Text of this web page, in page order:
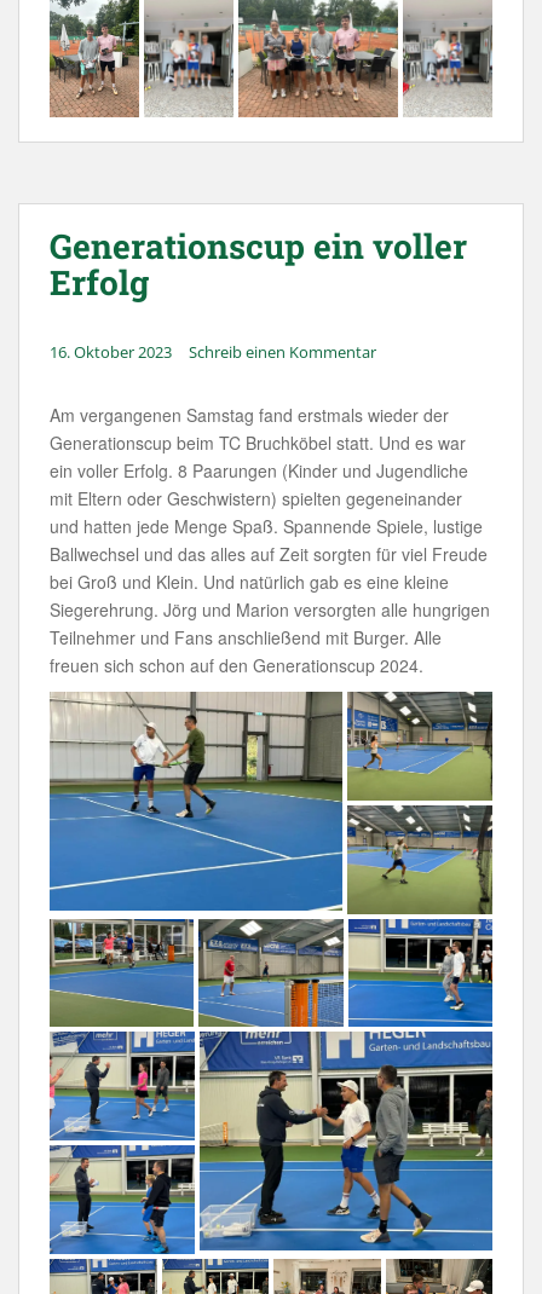
Generationscup ein voller
Erfolg
16. Oktober 2023 Schreib einen Kommentar
Am vergangenen Samstag fand erstmals wieder der
Generationscup beim TC Bruchköbel statt. Und es war
ein voller Erfolg. 8 Paarungen (Kinder und Jugendliche
mit Eltern oder Geschwistern) spielten gegeneinander
und hatten jede Menge Spaß. Spannende Spiele, lustige
Ballwechsel und das alles auf Zeit sorgten für viel Freude
bei Groß und Klein. Und natürlich gab es eine kleine
Siegerehrung. Jörg und Marion versorgten alle hungrigen
Teilnehmer und Fans anschließend mit Burger. Alle
freuen sich schon auf den Generationscup 2024.